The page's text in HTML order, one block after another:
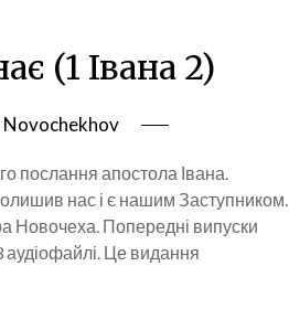
(1 Івана 2)
Novochekhov
послання апостола Івана.
нас і є нашим Заступником.
Новочеха. Попередні випуски
Це видання